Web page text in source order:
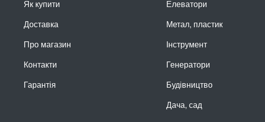
Як купити
Доставка
Про магазин
Контакти
Гарантія
Елеватори
Метал, пластик
Інструмент
Генератори
Будівництво
Дача, сад